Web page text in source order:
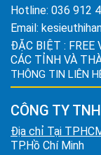
Hotline: 036 912
Email:
ĐẶC BIỆT : FREE
CÁC TỈNH VÀ
THÔNG TIN LIÊN
CÔNG TY
Địa chỉ Tại
TP.Hồ Chí Minh